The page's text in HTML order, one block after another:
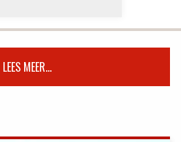
LEES MEER...